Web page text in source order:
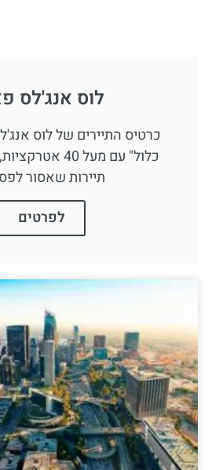
לוס אנג'לס
כרטיס התיירים של לוס
כלול" עם מעל 40
תיירות שאסור
לפרטים